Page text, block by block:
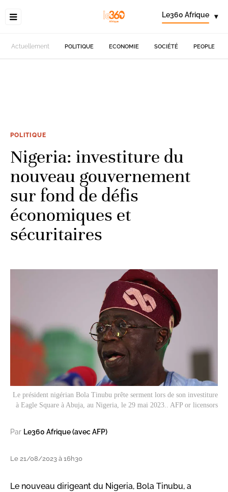
Le360 Afrique ▾
Actuellement POLITIQUE ECONOMIE SOCIÉTÉ PEOPLE
POLITIQUE
Nigeria: investiture du
nouveau gouvernement
sur fond de défis
économiques et
sécuritaires
Le président nigérian Bola Tinubu prête serment lors de son investiture
à Eagle Square à Abuja, au Nigeria, le 29 mai 2023.. AFP or licensors
Par Le360 Afrique (avec AFP)
Le 21/08/2023 à 16h30
Le nouveau dirigeant du Nigeria, Bola Tinubu, a